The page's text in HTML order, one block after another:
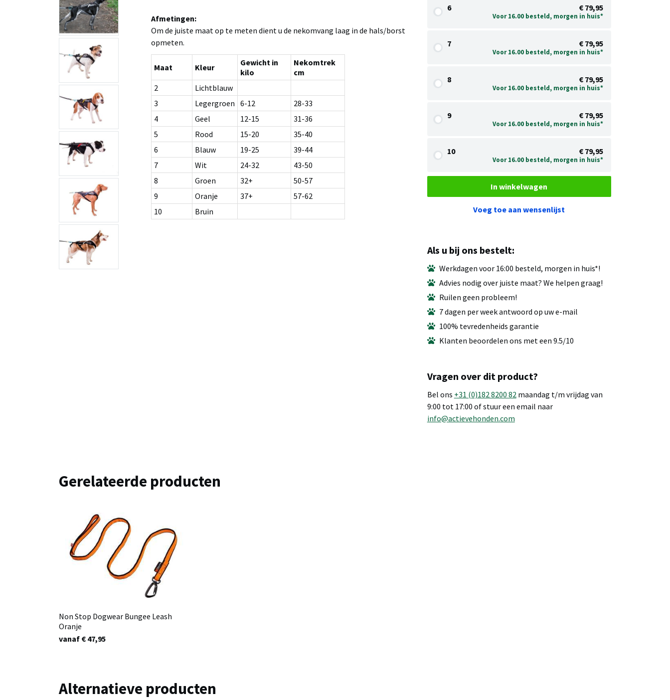
6 € 79,95
Voor 16.00 besteld, morgen in huis*
7 € 79,95
Voor 16.00 besteld, morgen in huis*
8 € 79,95
Voor 16.00 besteld, morgen in huis*
9 € 79,95
Voor 16.00 besteld, morgen in huis*
10 € 79,95
Voor 16.00 besteld, morgen in huis*
In winkelwagen
Voeg toe aan wensenlijst
Afmetingen:
Om de juiste maat op te meten dient u de nekomvang laag in de hals/borst
opmeten.
Maat Kleur
Gewicht in
kilo
Nekomtrek
cm
2
Lichtblauw
3
Legergroen 6-12
28-33
4
Geel 12-15
31-36
5
Rood 15-20
35-40
6
Blauw 19-25
39-44
7
Wit 24-32
43-50
8
Groen 32+
50-57
9
Oranje 37+
57-62
10
Bruin
Als u bij ons bestelt:
Werkdagen voor 16:00 besteld, morgen in huis*!
Advies nodig over juiste maat? We helpen graag!
Ruilen geen probleem!
7 dagen per week antwoord op uw e-mail
100% tevredenheids garantie
Klanten beoordelen ons met een 9.5/10
Vragen over dit product?
Bel ons +31 (0)182 8200 82maandag t/m vrijdag van
9:00 tot 17:00 of stuur een email naar
info@actievehonden.com
Gerelateerde producten
Non Stop Dogwear Bungee Leash
Oranje
vanaf € 47,95
Alternatieve producten